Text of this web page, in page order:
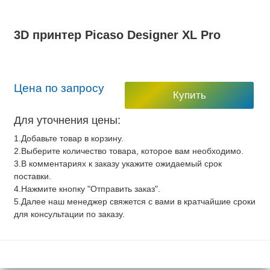
3D принтер Picaso Designer XL Pro
Цена по запросу
Купить
Для уточнения цены:
1.Добавьте товар в корзину.
2.Выберите количество товара, которое вам необходимо.
3.В комментариях к заказу укажите ожидаемый срок
поставки.
4.Нажмите кнопку "Отправить заказ".
5.Далее наш менеджер свяжется с вами в кратчайшие сроки
для консультации по заказу.